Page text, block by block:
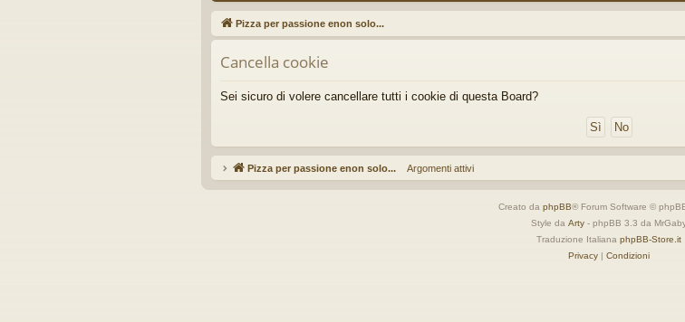
eg
a
m
en
R
ap
Pizza per passione enon solo...
Cancella cookie
Sei sicuro di volere cancellare tutti i cookie di questa Board?
Argomenti attivi
Pizza per passione enon solo...
Creato da phpBB® Forum Software ©
Style da Arty - phpBB 3.3 da
Traduzione Italiana phpBB-Store.it
Privacy
Condizioni